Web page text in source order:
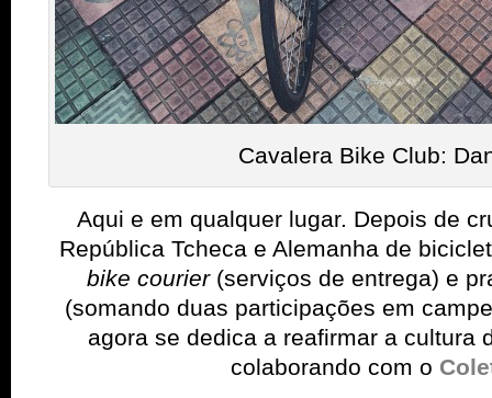
Cavalera Bike Club:
Aqui e em qualquer lugar. Depois de
República Tcheca e Alemanha de
bike courier (serviços de entrega) e
(somando duas participações em
agora se dedica a reafirmar a cultura
colaborando com o